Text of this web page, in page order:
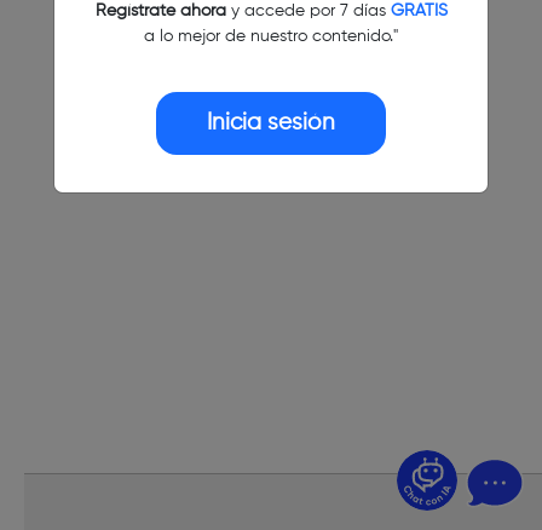
Regístrate ahoray accede por 7 días GRATIS
a lo mejor de nuestro contenido."
Inicia sesión